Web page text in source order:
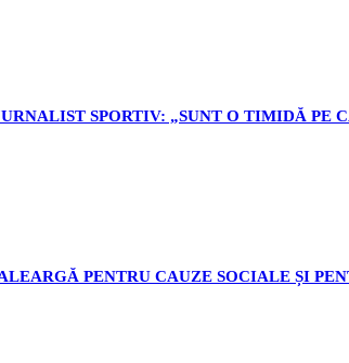
SPORTIV: „SUNT O TIMIDĂ PE
PENTRU CAUZE SOCIALE ȘI